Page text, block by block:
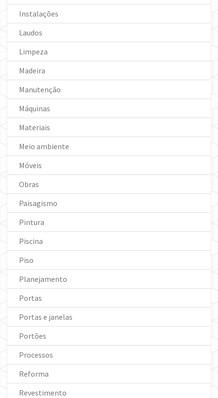
Instalações
Laudos
Limpeza
Madeira
Manutenção
Máquinas
Materiais
Meio ambiente
Móveis
Obras
Paisagismo
Pintura
Piscina
Piso
Planejamento
Portas
Portas e janelas
Portões
Processos
Reforma
Revestimento